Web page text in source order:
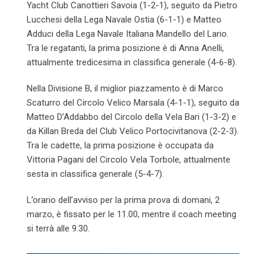
Yacht Club Canottieri Savoia (1-2-1), seguito da Pietro
Lucchesi della Lega Navale Ostia (6-1-1) e Matteo
Adduci della Lega Navale Italiana Mandello del Lario.
Tra le regatanti, la prima posizione è di Anna Anelli,
attualmente tredicesima in classifica generale (4-6-8).
Nella Divisione B, il miglior piazzamento è di Marco
Scaturro del Circolo Velico Marsala (4-1-1), seguito da
Matteo D’Addabbo del Circolo della Vela Bari (1-3-2) e
da Killan Breda del Club Velico Portocivitanova (2-2-3).
Tra le cadette, la prima posizione è occupata da
Vittoria Pagani del Circolo Vela Torbole, attualmente
sesta in classifica generale (5-4-7).
L’orario dell’avviso per la prima prova di domani, 2
marzo, è fissato per le 11.00, mentre il coach meeting
si terrà alle 9.30.